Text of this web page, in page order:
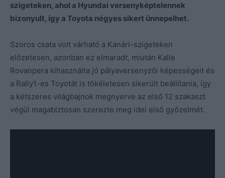
szigeteken, ahol a Hyundai versenyképtelennek
bizonyult, így a Toyota négyes sikert ünnepelhet.
Szoros csata volt várható a Kanári-szigeteken
előzetesen, azonban ez elmaradt, miután Kalle
Rovanpera kihasználta jó pályaversenyzői képességeit és
a Rally1-es Toyotát is tökéletesen sikerült beállítania, így
a kétszeres világbajnok megnyerve az első 12 szakaszt
végül magabiztosan szerezte meg idei első győzelmét.